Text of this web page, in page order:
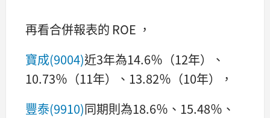
再看合併報表的 ROE ，
寶成(9004)近3年為14.6％（12年）、
10.73％（11年）、13.82％（10年），
豐泰(9910)同期則為18.6％、15.48％、